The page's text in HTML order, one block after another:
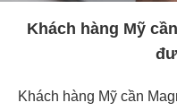
Khách hàng Mỹ
Khách hàng Mỹ cần